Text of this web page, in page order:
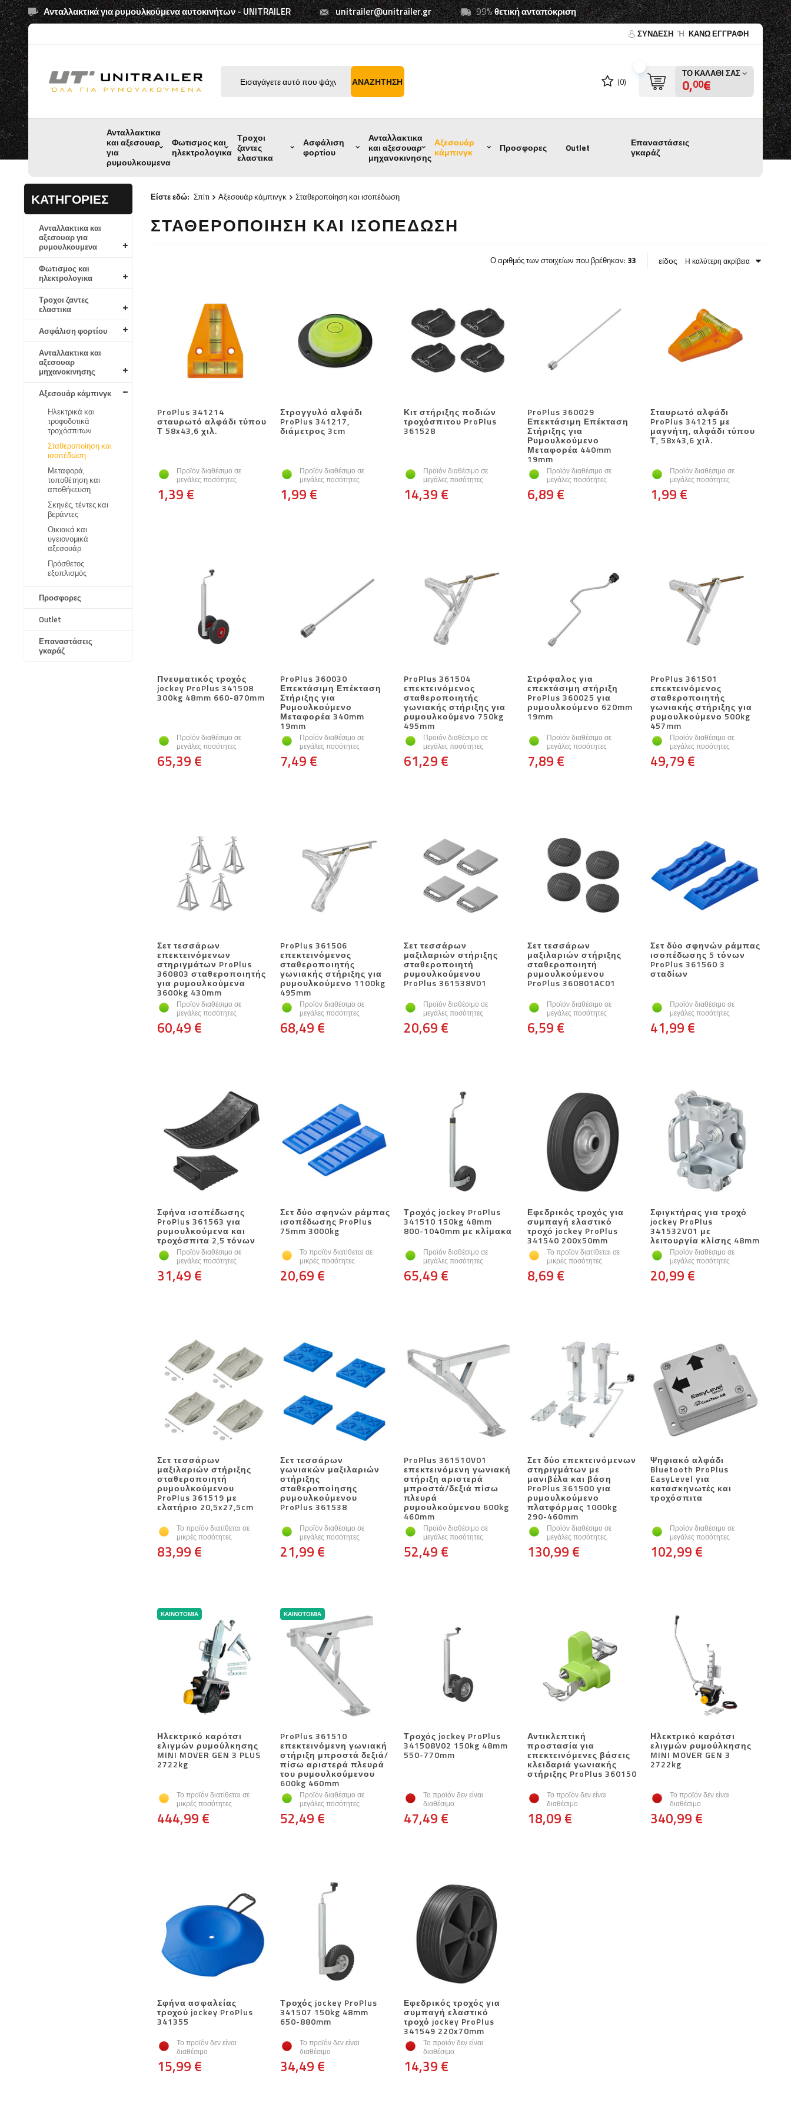
Ανταλλακτικά για ρυμουλκούμενα αυτοκινήτων - UNITRAILER unitrailer@unitrailer.gr 99%θετική ανταπόκριση
ΣΎΝΔΕΣΗ Ή ΚΑΝΩ ΕΓΓΡΑΦΗ
ΑΝΑΖΉΤΗΣΗ (0)
ΤΟ ΚΑΛΆΘΙ ΣΑΣ
0,00€
Ανταλλακτικα
και αξεσουαρ
για
ρυμουλκουμενα
Φωτισμος και
ηλεκτρολογικα
Τροχοι
ζαντες
ελαστικα
Ασφάλιση
φορτίου
Ανταλλακτικα
και αξεσουαρ
μηχανοκινησης
Αξεσουάρ
κάμπινγκ
Προσφορες Outlet
Επαναστάσεις
γκαράζ
ΚΑΤΗΓΟΡΊΕΣ
Ανταλλακτικα και
αξεσουαρ για
ρυμουλκουμενα
Φωτισμος και
ηλεκτρολογικα
Τροχοι ζαντες
ελαστικα
Ασφάλιση φορτίου
Ανταλλακτικα και
αξεσουαρ
μηχανοκινησης
Αξεσουάρ κάμπινγκ
Ηλεκτρικά και
τροφοδοτικά
τροχόσπιτων
Σταθεροποίηση και
ισοπέδωση
Μεταφορά,
τοποθέτηση και
αποθήκευση
Σκηνές, τέντες και
βεράντες
Οικιακά και
υγειονομικά
αξεσουάρ
Πρόσθετος
εξοπλισμός
Προσφορες
Outlet
Επαναστάσεις
γκαράζ
Είστε εδώ: Σπίτι Αξεσουάρ κάμπινγκ Σταθεροποίηση και ισοπέδωση
ΣΤΑΘΕΡΟΠΟΊΗΣΗ ΚΑΙ ΙΣΟΠΈΔΩΣΗ
Ο αριθμός των στοιχείων που βρέθηκαν: 33 είδος Η καλύτερη ακρίβεια
ProPlus 341214
σταυρωτό αλφάδι τύπου
Τ 58x43,6 χιλ.
Προϊόν διαθέσιμο σε
μεγάλες ποσότητες
1,39 €
Στρογγυλό αλφάδι
ProPlus 341217,
διάμετρος 3cm
Προϊόν διαθέσιμο σε
μεγάλες ποσότητες
1,99 €
Κιτ στήριξης ποδιών
τροχόσπιτου ProPlus
361528
Προϊόν διαθέσιμο σε
μεγάλες ποσότητες
14,39 €
ProPlus 360029
Επεκτάσιμη Επέκταση
Στήριξης για
Ρυμουλκούμενο
Μεταφορέα 440mm
19mm
Προϊόν διαθέσιμο σε
μεγάλες ποσότητες
6,89 €
Σταυρωτό αλφάδι
ProPlus 341215 με
μαγνήτη, αλφάδι τύπου
Τ, 58x43,6 χιλ.
Προϊόν διαθέσιμο σε
μεγάλες ποσότητες
1,99 €
Πνευματικός τροχός
jockey ProPlus 341508
300kg 48mm 660-870mm
Προϊόν διαθέσιμο σε
μεγάλες ποσότητες
65,39 €
ProPlus 360030
Επεκτάσιμη Επέκταση
Στήριξης για
Ρυμουλκούμενο
Μεταφορέα 340mm
19mm
Προϊόν διαθέσιμο σε
μεγάλες ποσότητες
7,49 €
ProPlus 361504
επεκτεινόμενος
σταθεροποιητής
γωνιακής στήριξης για
ρυμουλκούμενο 750kg
495mm
Προϊόν διαθέσιμο σε
μεγάλες ποσότητες
61,29 €
Στρόφαλος για
επεκτάσιμη στήριξη
ProPlus 360025 για
ρυμουλκούμενο 620mm
19mm
Προϊόν διαθέσιμο σε
μεγάλες ποσότητες
7,89 €
ProPlus 361501
επεκτεινόμενος
σταθεροποιητής
γωνιακής στήριξης για
ρυμουλκούμενο 500kg
457mm
Προϊόν διαθέσιμο σε
μεγάλες ποσότητες
49,79 €
Σετ τεσσάρων
επεκτεινόμενων
στηριγμάτων ProPlus
360803 σταθεροποιητής
για ρυμουλκούμενα
3600kg 430mm
Προϊόν διαθέσιμο σε
μεγάλες ποσότητες
60,49 €
ProPlus 361506
επεκτεινόμενος
σταθεροποιητής
γωνιακής στήριξης για
ρυμουλκούμενο 1100kg
495mm
Προϊόν διαθέσιμο σε
μεγάλες ποσότητες
68,49 €
Σετ τεσσάρων
μαξιλαριών στήριξης
σταθεροποιητή
ρυμουλκούμενου
ProPlus 361538V01
Προϊόν διαθέσιμο σε
μεγάλες ποσότητες
20,69 €
Σετ τεσσάρων
μαξιλαριών στήριξης
σταθεροποιητή
ρυμουλκούμενου
ProPlus 360801AC01
Προϊόν διαθέσιμο σε
μεγάλες ποσότητες
6,59 €
Σετ δύο σφηνών ράμπας
ισοπέδωσης 5 τόνων
ProPlus 361560 3
σταδίων
Προϊόν διαθέσιμο σε
μεγάλες ποσότητες
41,99 €
Σφήνα ισοπέδωσης
ProPlus 361563 για
ρυμουλκούμενα και
τροχόσπιτα 2,5 τόνων
Προϊόν διαθέσιμο σε
μεγάλες ποσότητες
31,49 €
Σετ δύο σφηνών ράμπας
ισοπέδωσης ProPlus
75mm 3000kg
Το προϊόν διατίθεται σε
μικρές ποσότητες
20,69 €
Τροχός jockey ProPlus
341510 150kg 48mm
800-1040mm με κλίμακα
Προϊόν διαθέσιμο σε
μεγάλες ποσότητες
65,49 €
Εφεδρικός τροχός για
συμπαγή ελαστικό
τροχό jockey ProPlus
341540 200x50mm
Το προϊόν διατίθεται σε
μικρές ποσότητες
8,69 €
Σφιγκτήρας για τροχό
jockey ProPlus
341532V01 με
λειτουργία κλίσης 48mm
Προϊόν διαθέσιμο σε
μεγάλες ποσότητες
20,99 €
Σετ τεσσάρων
μαξιλαριών στήριξης
σταθεροποιητή
ρυμουλκούμενου
ProPlus 361519 με
ελατήριο 20,5x27,5cm
Το προϊόν διατίθεται σε
μικρές ποσότητες
83,99 €
Σετ τεσσάρων
γωνιακών μαξιλαριών
στήριξης
σταθεροποίησης
ρυμουλκούμενου
ProPlus 361538
Προϊόν διαθέσιμο σε
μεγάλες ποσότητες
21,99 €
ProPlus 361510V01
επεκτεινόμενη γωνιακή
στήριξη αριστερά
μπροστά/δεξιά πίσω
πλευρά
ρυμουλκούμενου 600kg
460mm
Προϊόν διαθέσιμο σε
μεγάλες ποσότητες
52,49 €
Σετ δύο επεκτεινόμενων
στηριγμάτων με
μανιβέλα και βάση
ProPlus 361500 για
ρυμουλκούμενο
πλατφόρμας 1000kg
290-460mm
Προϊόν διαθέσιμο σε
μεγάλες ποσότητες
130,99 €
Ψηφιακό αλφάδι
Bluetooth ProPlus
EasyLevel για
κατασκηνωτές και
τροχόσπιτα
Προϊόν διαθέσιμο σε
μεγάλες ποσότητες
102,99 €
ΚΑΙΝΟΤΟΜΊΑ
Ηλεκτρικό καρότσι
ελιγμών ρυμούλκησης
MINI MOVER GEN 3 PLUS
2722kg
Το προϊόν διατίθεται σε
μικρές ποσότητες
444,99 €
ΚΑΙΝΟΤΟΜΊΑ
ProPlus 361510
επεκτεινόμενη γωνιακή
στήριξη μπροστά δεξιά/
πίσω αριστερά πλευρά
του ρυμουλκούμενου
600kg 460mm
Προϊόν διαθέσιμο σε
μεγάλες ποσότητες
52,49 €
Τροχός jockey ProPlus
341508V02 150kg 48mm
550-770mm
Το προϊόν δεν είναι
διαθέσιμο
47,49 €
Αντικλεπτική
προστασία για
επεκτεινόμενες βάσεις
κλειδαριά γωνιακής
στήριξης ProPlus 360150
Το προϊόν δεν είναι
διαθέσιμο
18,09 €
Ηλεκτρικό καρότσι
ελιγμών ρυμούλκησης
MINI MOVER GEN 3
2722kg
Το προϊόν δεν είναι
διαθέσιμο
340,99 €
Σφήνα ασφαλείας
τροχού jockey ProPlus
341355
Το προϊόν δεν είναι
διαθέσιμο
15,99 €
Τροχός jockey ProPlus
341507 150kg 48mm
650-880mm
Το προϊόν δεν είναι
διαθέσιμο
34,49 €
Εφεδρικός τροχός για
συμπαγή ελαστικό
τροχό jockey ProPlus
341549 220x70mm
Το προϊόν δεν είναι
διαθέσιμο
14,39 €